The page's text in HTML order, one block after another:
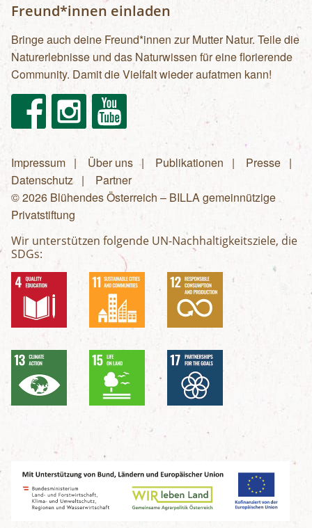
Freund*innen einladen
Bringe auch deine Freund*innen zur Mutter Natur. Teile die
Naturerlebnisse und das Naturwissen für eine florierende
Community. Damit die Vielfalt wieder aufatmen kann!
FacebookInstagram Youtube
Fußzeilenmenü
Impressum Über uns Publikationen
Presse
Datenschutz
Partner
© 2026 Blühendes Österreich – BILLA gemeinnützige
Privatstiftung
Wir unterstützen folgende UN-Nachhaltigkeitsziele, die
SDGs: